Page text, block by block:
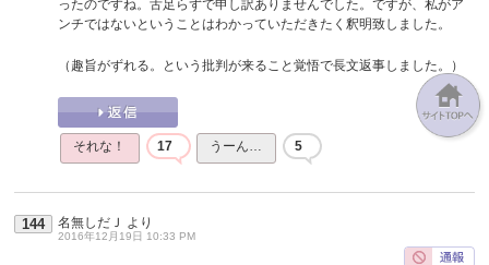
ったのですね。舌足らずで申し訳ありませんでした。ですが、私がア
ンチではないということはわかっていただきたく釈明致しました。
（趣旨がずれる。という批判が来ること覚悟で長文返事しました。）
それな！ 17 うーん… 5
144 名無しだＪ より
2016年12月19日 10:33 PM